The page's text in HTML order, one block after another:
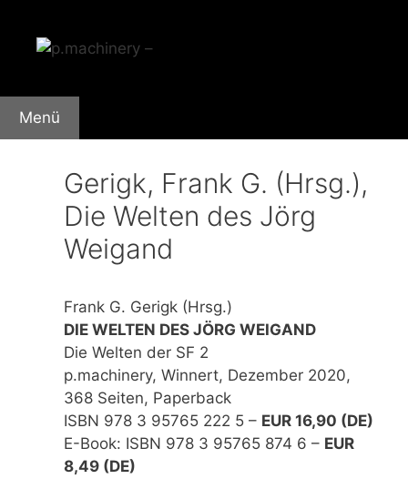
Inhalt
springen
Menü
Gerigk, Frank G. (Hrsg.),
Die Welten des Jörg
Weigand
Frank G. Gerigk (Hrsg.)
DIE WELTEN DES JÖRG WEIGAND
Die Welten der SF 2
p.machinery, Winnert, Dezember 2020,
368 Seiten, Paperback
ISBN 978 3 95765 222 5 – EUR 16,90 (DE)
E-Book: ISBN 978 3 95765 874 6 – EUR
8,49 (DE)